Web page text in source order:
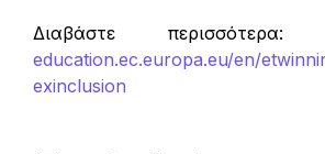
Διαβάστε περισσότερα:
education.ec.europa.eu/en/
exinclusion